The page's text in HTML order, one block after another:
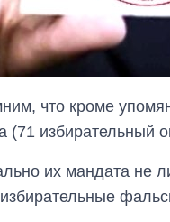
что кроме
(71 избирательный
их мандата не